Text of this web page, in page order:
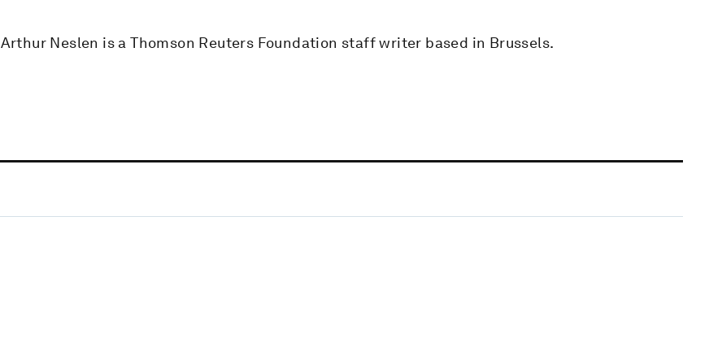
Arthur Neslen is a Thomson Reuters Foundation staff writer based in Brussels.